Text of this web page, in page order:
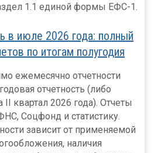
1.1 единой формы ЕФС-1.
в июле 2026 года: полный
по итогам полугодия
ежемесячно отчетности
отчетность (либо
II квартал 2026 года). Отчеты
Соцфонд и статистику.
зависит от применяемой
наличия